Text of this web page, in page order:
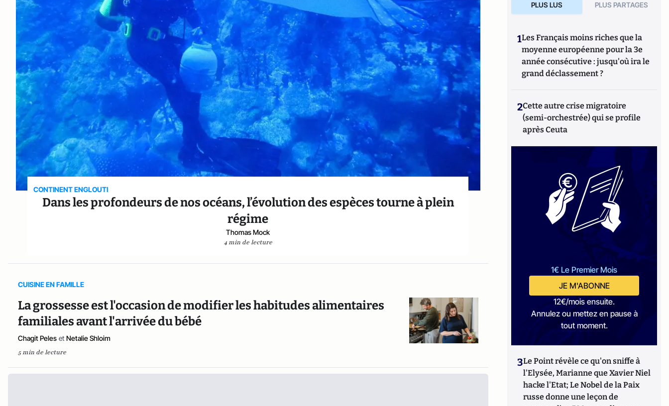
CONTINENT ENGLOUTI
Dans les profondeurs de nos océans, l’évolution des espèces tourne à plein
régime
Thomas Mock
4 min de lecture
CUISINE EN FAMILLE
La grossesse est l'occasion de modifier les habitudes alimentaires
familiales avant l'arrivée du bébé
Chagit Peles et Netalie Shloim
5 min de lecture
PLUS LUS PLUS PARTAGES
1Les Français moins riches que la
moyenne européenne pour la 3e
année consécutive : jusqu'où ira le
grand déclassement ?
2Cette autre crise migratoire
(semi-orchestrée) qui se profile
après Ceuta
1€ Le Premier Mois
JE M'ABONNE
12€/mois ensuite.
Annulez ou mettez en pause à
tout moment.
3Le Point révèle ce qu'on sniffe à
l'Elysée, Marianne que Xavier Niel
hacke l'Etat; Le Nobel de la Paix
russe donne une leçon de